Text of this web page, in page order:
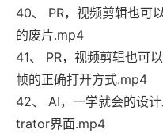
40、 PR，视频剪辑也可
的废片.mp4
41、 PR，视频剪辑也可
帧的正确打开方式.mp4
42、 AI，一学就会的设
trator界面.mp4